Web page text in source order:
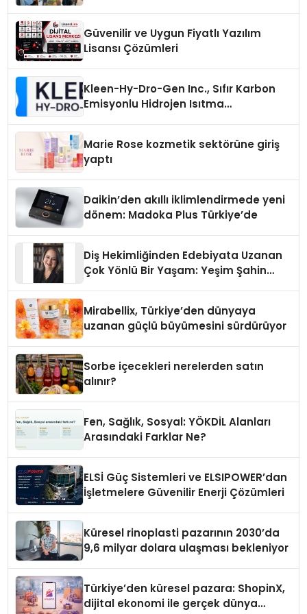
Güvenilir ve Uygun Fiyatlı Yazılım
Lisansı Çözümleri
Kleen-Hy-Dro-Gen Inc., Sıfır Karbon
Emisyonlu Hidrojen Isıtma
Marie Rose kozmetik sektörüne giriş
yaptı
Daikin’den akıllı iklimlendirmede yeni
dönem: Madoka Plus Türkiye’de
Diş Hekimliğinden Edebiyata Uzanan
Çok Yönlü Bir Yaşam: Yeşim Şahin
Mirabellix, Türkiye’den dünyaya
uzanan güçlü büyümesini sürdürüyor
Sorbe içecekleri nerelerden satın
alınır?
Fen, Sağlık, Sosyal: YÖKDİL Alanları
Arasındaki Farklar Ne?
ELSİ Güç Sistemleri ve ELSIPOWER’dan
İşletmelere Güvenilir Enerji Çözümleri
Küresel rinoplasti pazarının 2030’da
9,6 milyar dolara ulaşması bekleniyor
Türkiye’den küresel pazara: ShopinX,
dijital ekonomi ile gerçek dünya